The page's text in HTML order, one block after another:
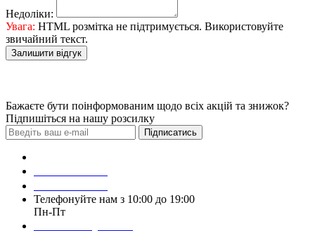
Недоліки:
Увага: HTML розмітка не підтримується. Використовуйте
звичайний текст.
Залишити відгук
Бажаєте бути поінформованим щодо всіх акцій та знижок?
Підпишіться на нашу розсилку
Підписатись
Телефонуйте нам з 10:00 до 19:00
Пн-Пт